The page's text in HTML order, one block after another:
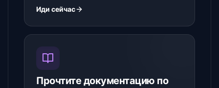
Иди сейчас
Прочтите документацию по